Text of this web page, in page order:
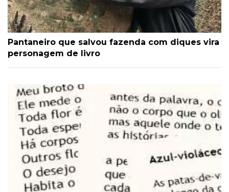
Pantaneiro que salvou fazenda com diques vira
personagem de livro